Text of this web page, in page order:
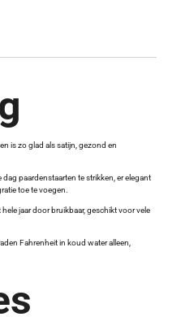
is zo glad als satijn, gezond en
paardenstaarten te strikken, er elegant
toe te voegen.
jaar door bruikbaar, geschikt voor vele
Fahrenheit in koud water alleen,